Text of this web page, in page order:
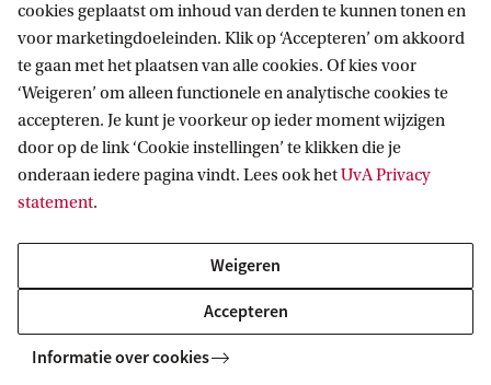
bieden. U kunt hen helpen door nu een donatie te
doen aan het Fonds Studie zonder
Grenzen. Doneren kan makkelijk en snel online.
Doneer aan het Fonds Studie zonder Grenzen
Een beurs aanvragen bij het Fonds
Studie zonder Grenzen
Je kunt zelf een aanvraag voor een beurs uit het
Fonds Studie zonder Grenzen indienen.
cookies geplaatst om inhoud van derden te kunnen tonen en
voor marketingdoeleinden. Klik op ‘Accepteren’ om akkoord
te gaan met het plaatsen van alle cookies. Of kies voor
‘Weigeren’ om alleen functionele en analytische cookies te
accepteren. Je kunt je voorkeur op ieder moment wijzigen
door op de link ‘Cookie instellingen’ te klikken die je
onderaan iedere pagina vindt. Lees ook hetUvA Privacy
statement.
Weigeren
Accepteren
Informatie over cookies